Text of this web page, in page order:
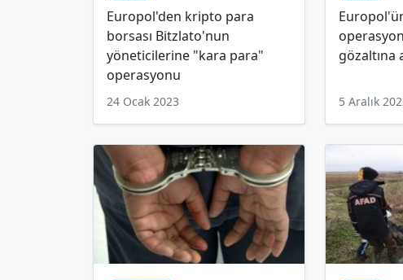
Europol'den kripto para
borsası Bitzlato'nun
yöneticilerine "kara para"
operasyonu
24 Ocak 2023
gözaltına
5 Aralık